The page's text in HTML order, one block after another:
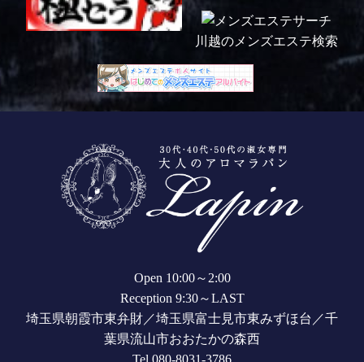
川越のメンズエステ検索
Open 10:00～2:00
Reception 9:30～LAST
埼玉県朝霞市東弁財／埼玉県富士見市東みずほ台／千
葉県流山市おおたかの森西
Tel 080-8031-3786